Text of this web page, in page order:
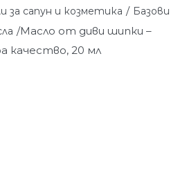
за сапун и козметика / Базови
/Масло от диви шипки –
качество, 20 мл